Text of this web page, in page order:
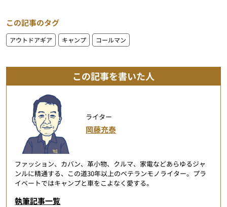
この記事のタグ
アウトドアギア キャンプ コールマン
この記事を書いた人
ライター
岡藤充泰
ファッション、カバン、革小物、クルマ、家電などあらゆるジャ
ンルに精通する、この道30年以上のベテランモノライター。プラ
イベートではキャンプと車をこよなく愛する。
執筆記事一覧